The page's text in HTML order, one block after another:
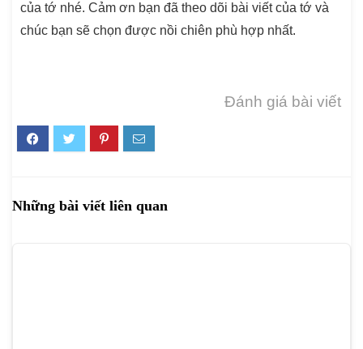
của tớ nhé. Cảm ơn bạn đã theo dõi bài viết của tớ và
chúc bạn sẽ chọn được nồi chiên phù hợp nhất.
Đánh giá bài viết
Những bài viết liên quan